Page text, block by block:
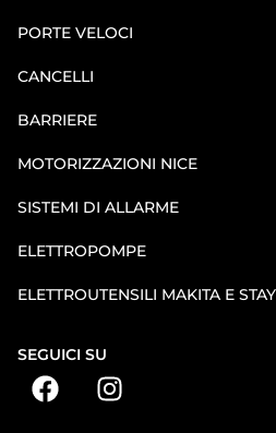
PORTE VELOCI
CANCELLI
BARRIERE
MOTORIZZAZIONI NICE
SISTEMI DI ALLARME
ELETTROPOMPE
ELETTROUTENSILI MAKITA E
SEGUICI SU